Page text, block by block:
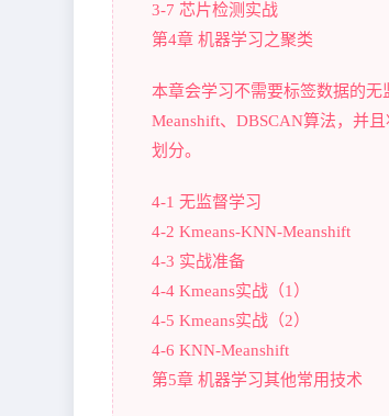
3-7 芯片检测实战
第4章 机器学习之聚类
本章会学习不需要标签数据的无
Meanshift、DBSCAN算法，并
划分。
4-1 无监督学习
4-2 Kmeans-KNN-Meanshift
4-3 实战准备
4-4 Kmeans实战（1）
4-5 Kmeans实战（2）
4-6 KNN-Meanshift
第5章 机器学习其他常用技术